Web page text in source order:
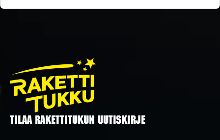
TILAA RAKETTITUKUN UUTISKIRJE